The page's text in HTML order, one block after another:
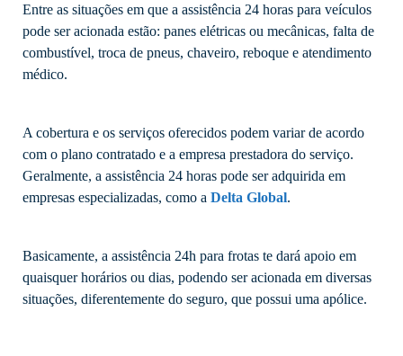
Entre as situações em que a assistência 24 horas para veículos
pode ser acionada estão: panes elétricas ou mecânicas, falta de
combustível, troca de pneus, chaveiro, reboque e atendimento
médico.
A cobertura e os serviços oferecidos podem variar de acordo
com o plano contratado e a empresa prestadora do serviço.
Geralmente, a assistência 24 horas pode ser adquirida em
empresas especializadas, como a Delta Global.
Basicamente, a assistência 24h para frotas te dará apoio em
quaisquer horários ou dias, podendo ser acionada em diversas
situações, diferentemente do seguro, que possui uma apólice.